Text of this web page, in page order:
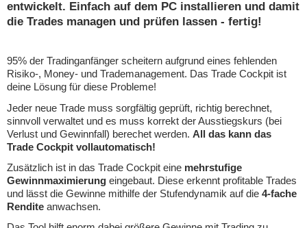
entwickelt. Einfach auf dem PC installieren und damit
die Trades managen und prüfen lassen - fertig!
95% der Tradinganfänger scheitern aufgrund eines fehlenden
Risiko-, Money- und Trademanagement. Das Trade Cockpit ist
deine Lösung für diese Probleme!
Jeder neue Trade muss sorgfältig geprüft, richtig berechnet,
sinnvoll verwaltet und es muss korrekt der Ausstiegskurs (bei
Verlust und Gewinnfall) berechet werden. All das kann das
Trade Cockpit vollautomatisch!
Zusätzlich ist in das Trade Cockpit eine mehrstufige
Gewinnmaximierung eingebaut. Diese erkennt profitable Trades
und lässt die Gewinne mithilfe der Stufendynamik auf die 4-fache
Rendite anwachsen.